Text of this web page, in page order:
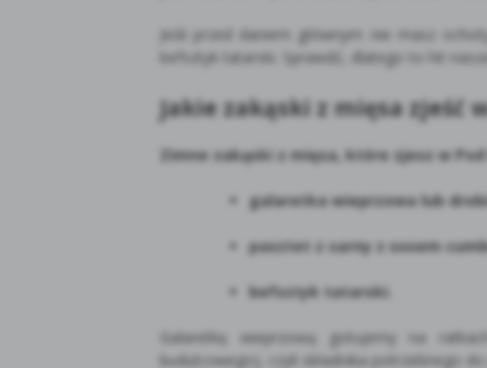
Jeśli przed daniem głównym nie masz
befsztyk tatarski. Sprawdź, dlatego to hit
Jakie zakąski z mięsa zjeść
Zimne zakąski z mięsa, które zjesz w
galaretka wieprzowa lub
pasztet z sarny z sosem
befsztyk tatarski.
Galaretkę wieprzową gotujemy na
budulcowego), czyli składnika potrzebnego